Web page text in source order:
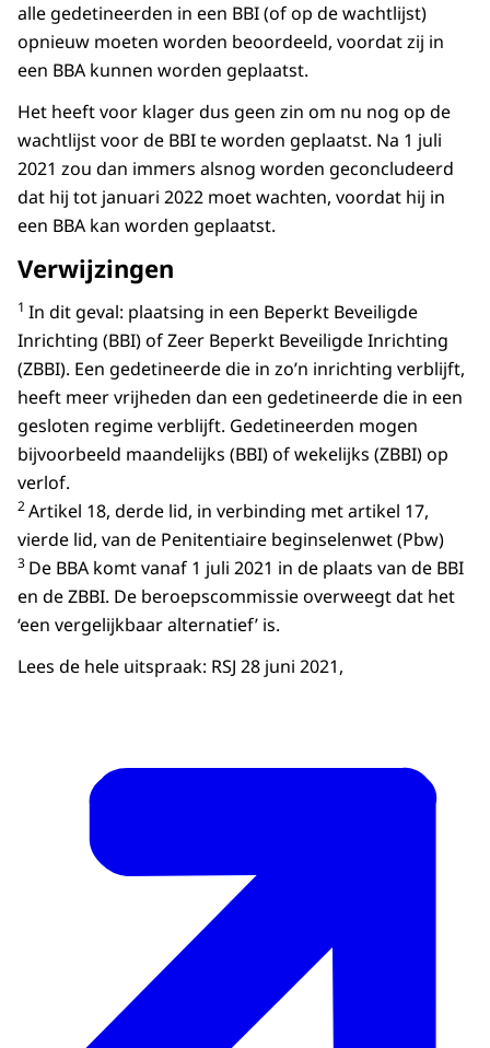
alle gedetineerden in een BBI (of op de wachtlijst)
opnieuw moeten worden beoordeeld, voordat zij in
een BBA kunnen worden geplaatst.
Het heeft voor klager dus geen zin om nu nog op de
wachtlijst voor de BBI te worden geplaatst. Na 1 juli
2021 zou dan immers alsnog worden geconcludeerd
dat hij tot januari 2022 moet wachten, voordat hij in
een BBA kan worden geplaatst.
Verwijzingen
1 In dit geval: plaatsing in een Beperkt Beveiligde
Inrichting (BBI) of Zeer Beperkt Beveiligde Inrichting
(ZBBI). Een gedetineerde die in zo’n inrichting verblijft,
heeft meer vrijheden dan een gedetineerde die in een
gesloten regime verblijft. Gedetineerden mogen
bijvoorbeeld maandelijks (BBI) of wekelijks (ZBBI) op
verlof.
2Artikel 18, derde lid, in verbinding met artikel 17,
vierde lid, van de Penitentiaire beginselenwet (Pbw)
3 De BBA komt vanaf 1 juli 2021 in de plaats van de BBI
en de ZBBI. De beroepscommissie overweegt dat het
‘een vergelijkbaar alternatief’ is.
Lees de hele uitspraak: RSJ 28 juni 2021,